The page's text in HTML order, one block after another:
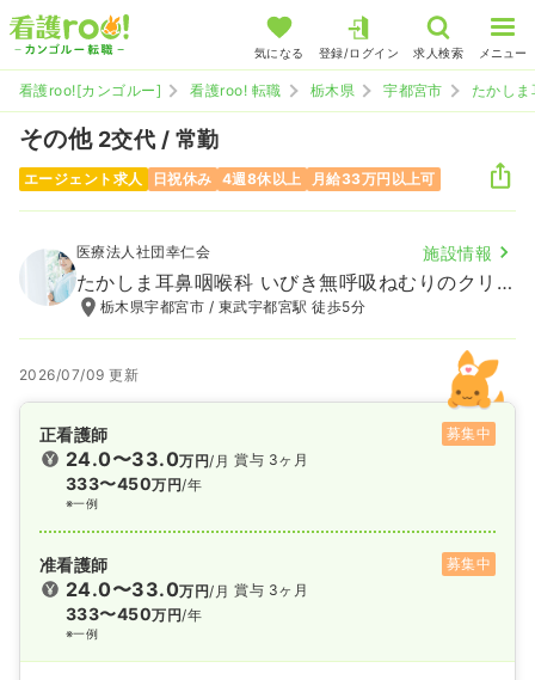
気になる 登録/ログイン 求人検索 メニュー
看護roo![カンゴルー] 看護roo! 転職 栃木県 宇都宮市 たかし
その他2交代 / 常勤
エージェント求人 日祝休み 4週8休以上 月給33万円以上可
医療法人社団幸仁会 施設情報
たかしま耳鼻咽喉科 いびき無呼吸ねむりのクリニック
栃木県宇都宮市 / 東武宇都宮駅 徒歩5分
2026/07/09 更新
正看護師 募集中
24.0〜33.0万円/月
333〜450万円/年
※一例
賞与 3ヶ月
准看護師 募集中
24.0〜33.0万円/月
333〜450万円/年
※一例
賞与 3ヶ月